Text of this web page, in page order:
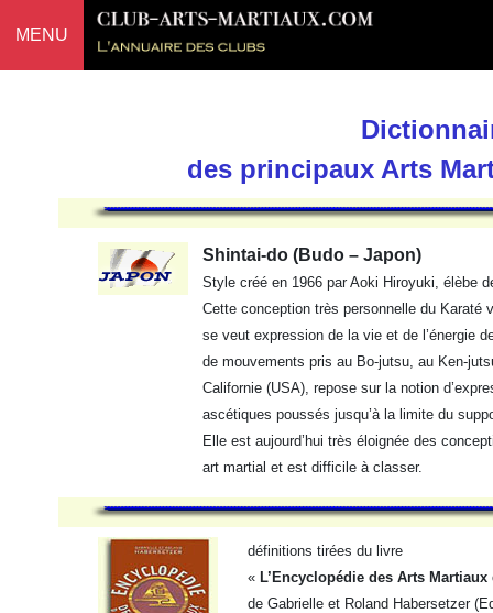
MENU
des principaux Arts
Shintai-do (Budo – Japon)
Style créé en 1966 par Aoki Hiroyuki, élèbe
Cette conception très personnelle du Karaté
se veut expression de la vie et de l’énergie
de mouvements pris au Bo-jutsu, au Ken-
Californie (USA), repose sur la notion
ascétiques poussés jusqu’à la limite du
Elle est aujourd’hui très éloignée des
art martial et est difficile à classer.
définitions tirées du livre
« L’Encyclopédie des Arts Martiaux
de Gabrielle et Roland Habersetzer